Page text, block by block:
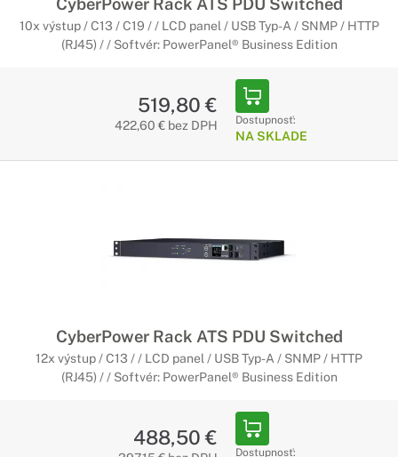
10x výstup / C13 / C19 / / LCD panel / USB Typ-A / SNMP / HTTP
(RJ45) / / Softvér: PowerPanel® Business Edition
519,80 €
422,60 € bez DPH Dostupnosť:
NA SKLADE
CyberPower Rack ATS PDU Switched
12x výstup / C13 / / LCD panel / USB Typ-A / SNMP / HTTP
(RJ45) / / Softvér: PowerPanel® Business Edition
488,50 €
Dostupnosť: